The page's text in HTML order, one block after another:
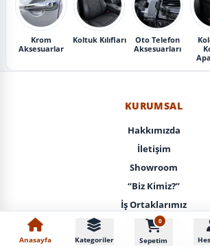
Krom
Aksesuarlar
Koltuk Kılıfları
Oto Telefon
Aksesuarları
KURUMSAL
Hakkımızda
İletişim
Showroom
“Biz Kimiz?”
İş Ortaklarımız
KVKK / Gizlilik
Mesafeli Satış Sözleşmesi
Anasayfa Kategoriler
0
Sepetim